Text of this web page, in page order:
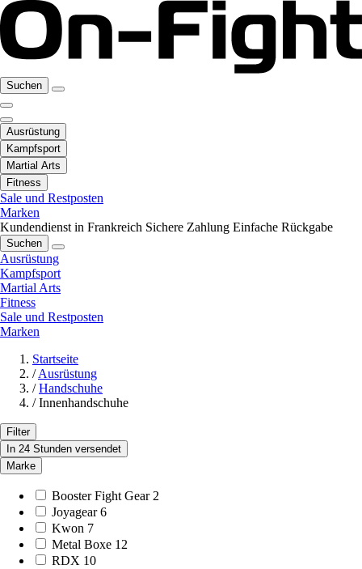
Suchen
Ausrüstung
Kampfsport
Martial Arts
Fitness
Sale und Restposten
Marken
Kundendienst in Frankreich Sichere Zahlung Einfache Rückgabe
Suchen
Ausrüstung
Kampfsport
Martial Arts
Fitness
Sale und Restposten
Marken
Startseite
/ Ausrüstung
/ Handschuhe
/ Innenhandschuhe
Filter
In 24 Stunden versendet
Marke
Booster Fight Gear 2
Joyagear 6
Kwon 7
Metal Boxe 12
RDX 10